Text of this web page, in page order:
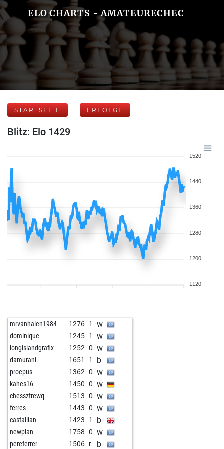
ELO CHARTS - AMATEURECHEC
STARTSEITE ERFOLGE
Blitz: Elo 1429
1520
1440
1360
1280
1200
1120
mrvanhalen1984 1276 1 w
dominique 1245 1 w
longislandgrafix 1252 0 w
damurani 1651 1 b
proepus 1362 0 w
kahes16 1450 0 w
chessztrewq 1513 0 w
ferres 1443 0 w
castallian 1423 1 b
newplan 1758 0 w
pereferrer 1506 r b